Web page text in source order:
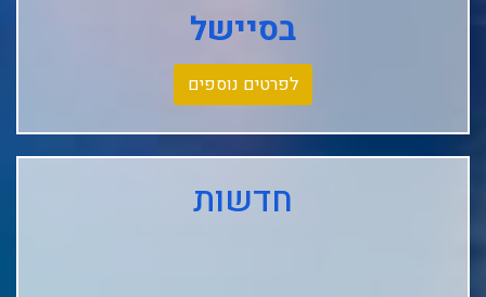
בסיישל
לפרטים נוספים
חדשות